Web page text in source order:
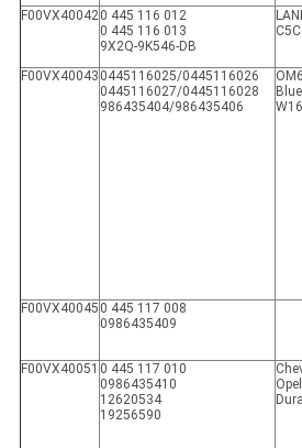
F00VX400420 445 116 012
0 445 116 013
9X2Q-9K546-DB
F00VX40043 0445116025/0445116026
0445116027/0445116028
986435404/986435406
F00VX40045 0 445 117 008
0986435409
F00VX40051 0 445 117 010
0986435410
12620534
19256590
Opel